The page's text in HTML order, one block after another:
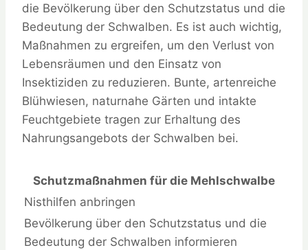
die Bevölkerung über den Schutzstatus und die
Bedeutung der Schwalben. Es ist auch wichtig,
Maßnahmen zu ergreifen, um den Verlust von
Lebensräumen und den Einsatz von
Insektiziden zu reduzieren. Bunte, artenreiche
Blühwiesen, naturnahe Gärten und intakte
Feuchtgebiete tragen zur Erhaltung des
Nahrungsangebots der Schwalben bei.
Schutzmaßnahmen für die Mehlschwalbe
Nisthilfen anbringen
Bevölkerung über den Schutzstatus und die
Bedeutung der Schwalben informieren